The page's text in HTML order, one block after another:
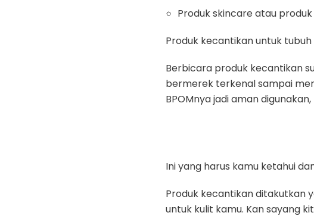
Produk skincare atau
Produk kecantikan untuk
Berbicara produk kecantikan
bermerek terkenal sampai
BPOMnya jadi aman
Ini yang harus kamu ketahui
Produk kecantikan ditakutkan
untuk kulit kamu. Kan sayang